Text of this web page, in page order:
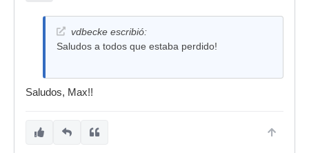
vdbecke escribió:
Saludos a todos que estaba perdido!
Saludos, Max!!